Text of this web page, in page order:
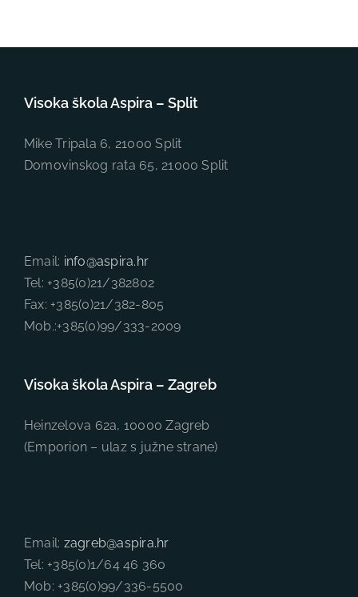
Visoka škola Aspira – Split
Mike Tripala 6, 21000 Split
Domovinskog rata 65, 21000 Split
Email: info@aspira.hr
Tel: +385(0)21/382802
Fax: +385(0)21/382-805
Mob.:+385(0)99/333-2009
Visoka škola Aspira – Zagreb
Heinzelova 62a, 10000 Zagreb
(Emporion – ulaz s južne strane)
Email: zagreb@aspira.hr
Tel: +385(0)1/64 46 360
Mob: +385(0)99/336-5500